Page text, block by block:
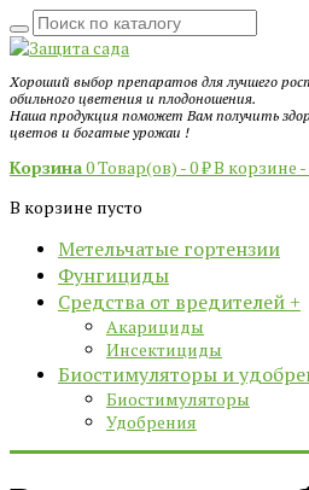
Хороший выбор препаратов для лучшего
обильного цветения и плодоношения.
Наша продукция поможет Вам получить
цветов и богатые урожаи !
Корзина0 Товар(ов) -0₽В корзине -
В корзине пусто
Метельчатые гортензии
Фунгициды
Средства от вредителей +
Акарициды
Инсектициды
Биостимуляторы и
Биостимуляторы
Удобрения